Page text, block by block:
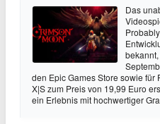
Das
den Epic Games Store sowie für
X|S zum Preis von 19,99 Euro
ein Erlebnis mit hochwertiger